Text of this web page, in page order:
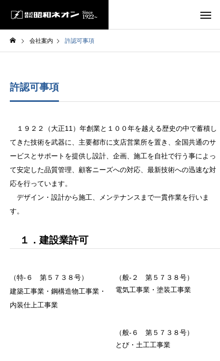
会社案内 許認可事項
許認可事項
１９２２（大正11）年創業と１００年を越える歴史の中で蓄積し
てきた技術を武器に、主要都市に支店営業所を置き、全国共通のサ
ービスとサポートを提供し設計、企画、施工を自社で行う事によっ
て安定した品質管理、顧客ニーズへの対応、最新技術への迅速な対
応を行っています。
デザイン・設計から施工、メンテナンスまで一貫作業を行いま
す。
１．建設業許可
（特-６ 第５７３８号）
建築工事業・鋼構造物工事業・
内装仕上工事業
（般-２ 第５７３８号）
電気工事業・塗装工事業
（般-６ 第５７３８号）
とび・土工工事業